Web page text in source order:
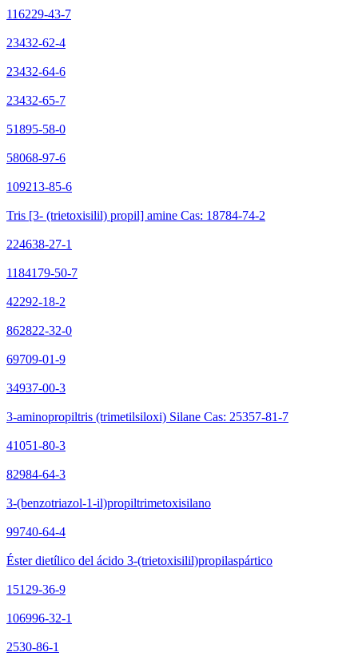
116229-43-7
23432-62-4
23432-64-6
23432-65-7
51895-58-0
58068-97-6
109213-85-6
Tris [3- (trietoxisilil) propil] amine Cas: 18784-74-2
224638-27-1
1184179-50-7
42292-18-2
862822-32-0
69709-01-9
34937-00-3
3-aminopropiltris (trimetilsiloxi) Silane Cas: 25357-81-7
41051-80-3
82984-64-3
3-(benzotriazol-1-il)propiltrimetoxisilano
99740-64-4
Éster dietílico del ácido 3-(trietoxisilil)propilaspártico
15129-36-9
106996-32-1
2530-86-1